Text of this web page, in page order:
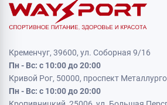
Кременчуг, 39600, ул. Соборная 9/16
Пн - Вс: с 10:00 до 20:00
Кривой Рог, 50000, проспект
Пн - Вс: с 10:00 до 20:00